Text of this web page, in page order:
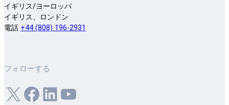
イギリス/ヨーロッパ
イギリス、ロンドン
電話 +44 (808) 196-2931
フォローする
X フェイスブックLinkedIn ユーチューブ